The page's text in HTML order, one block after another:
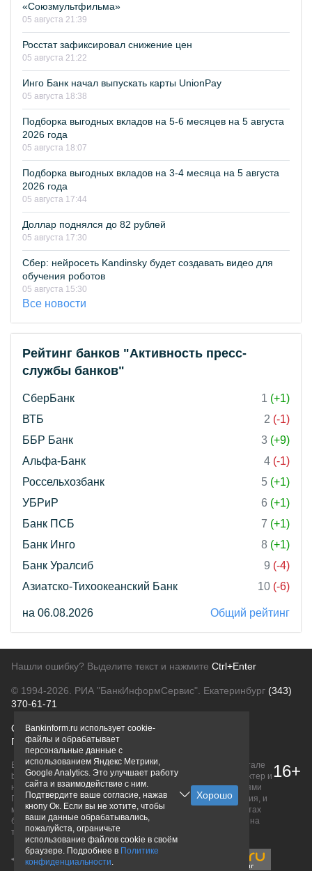
«Союзмультфильма»
05 августа 21:39
Росстат зафиксировал снижение цен
05 августа 21:22
Инго Банк начал выпускать карты UnionPay
05 августа 18:38
Подборка выгодных вкладов на 5-6 месяцев на 5 августа
2026 года
05 августа 18:07
Подборка выгодных вкладов на 3-4 месяца на 5 августа
2026 года
05 августа 17:44
Доллар поднялся до 82 рублей
05 августа 17:30
Сбер: нейросеть Kandinsky будет создавать видео для
обучения роботов
05 августа 15:30
Все новости
Рейтинг банков "Активность пресс-
службы банков"
СберБанк 1 (+1)
ВТБ
2 (-1)
ББР Банк
3 (+9)
Альфа-Банк
4 (-1)
Россельхозбанк
5 (+1)
УБРиР
6 (+1)
Банк ПСБ
7 (+1)
Банк Инго
8 (+1)
Банк Уралсиб
9 (-4)
Азиатско-Тихоокеанский Банк
10 (-6)
на 06.08.2026 Общий рейтинг
Нашли ошибку? Выделите текст и нажмите Ctrl+Enter
© 1994-2026. РИА "БанкИнформСервис". Екатеринбург (343)
370-61-71
О проектеПолитика конфиденциальности
Правовая информацияДля рекламодателей
Вся информация о продуктах банков, размещенная на портале
bankinform.ru, носит исключительно ознакомительный характер и
не является публичной офертой, определяемой положениями
ГК РФ. Информация не содержит точного и полного описания, и
может быть изменена. Конечные условия уточняйте на сайтах
банков или при личном обращении. Исключительное право на
товарные знаки принадлежит их правообладателям.
16+
Bankinform.ru использует cookie-
файлы и обрабатывает
персональные данные с
использованием Яндекс Метрики,
Google Analytics. Это улучшает работу
сайта и взаимодействие с ним.
Подтвердите ваше согласие, нажав
кнопу Ок. Если вы не хотите, чтобы
ваши данные обрабатывались,
пожалуйста, ограничьте
использование файлов cookie в своём
браузере. Подробнее в Политике
конфиденциальности.